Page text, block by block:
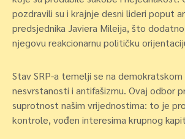
pozdravili su i krajnje desni lideri poput
predsjednika Javiera Mileija, što
njegovu reakcionarnu političku
Stav SRP-a temelji se na demokratskom
nesvrstanosti i antifašizmu. Ovaj odbor
suprotnost našim vrijednostima: to je
kontrole, vođen interesima krupnog